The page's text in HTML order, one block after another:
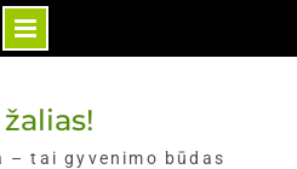
– tai gyvenimo būdas